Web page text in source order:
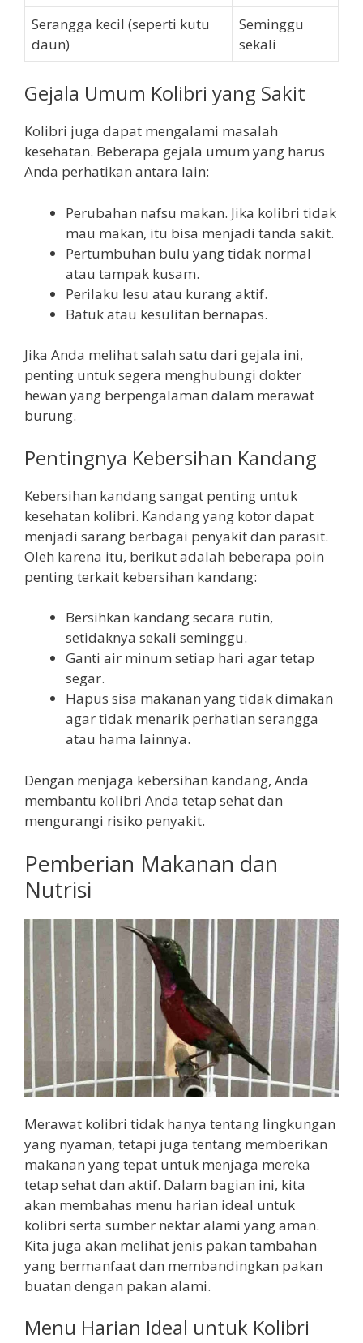
Serangga kecil (seperti kutu
daun)
Seminggu
sekali
Gejala Umum Kolibri yang Sakit
Kolibri juga dapat mengalami masalah
kesehatan. Beberapa gejala umum yang harus
Anda perhatikan antara lain:
Perubahan nafsu makan. Jika kolibri tidak
mau makan, itu bisa menjadi tanda sakit.
Pertumbuhan bulu yang tidak normal
atau tampak kusam.
Perilaku lesu atau kurang aktif.
Batuk atau kesulitan bernapas.
Jika Anda melihat salah satu dari gejala ini,
penting untuk segera menghubungi dokter
hewan yang berpengalaman dalam merawat
burung.
Pentingnya Kebersihan Kandang
Kebersihan kandang sangat penting untuk
kesehatan kolibri. Kandang yang kotor dapat
menjadi sarang berbagai penyakit dan parasit.
Oleh karena itu, berikut adalah beberapa poin
penting terkait kebersihan kandang:
Bersihkan kandang secara rutin,
setidaknya sekali seminggu.
Ganti air minum setiap hari agar tetap
segar.
Hapus sisa makanan yang tidak dimakan
agar tidak menarik perhatian serangga
atau hama lainnya.
Dengan menjaga kebersihan kandang, Anda
membantu kolibri Anda tetap sehat dan
mengurangi risiko penyakit.
Pemberian Makanan dan
Nutrisi
Merawat kolibri tidak hanya tentang lingkungan
yang nyaman, tetapi juga tentang memberikan
makanan yang tepat untuk menjaga mereka
tetap sehat dan aktif. Dalam bagian ini, kita
akan membahas menu harian ideal untuk
kolibri serta sumber nektar alami yang aman.
Kita juga akan melihat jenis pakan tambahan
yang bermanfaat dan membandingkan pakan
buatan dengan pakan alami.
Menu Harian Ideal untuk Kolibri